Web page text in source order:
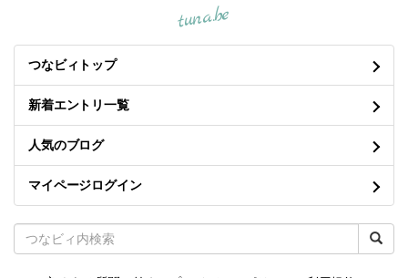
tuna.be
つなビィトップ
新着エントリ一覧
人気のブログ
マイページログイン